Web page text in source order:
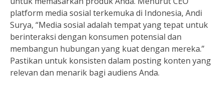
platform media sosial terkemuka di Indonesia, Andi
Surya, “Media sosial adalah tempat yang tepat untuk
berinteraksi dengan konsumen potensial dan
membangun hubungan yang kuat dengan mereka.”
Pastikan untuk konsisten dalam posting konten yang
relevan dan menarik bagi audiens Anda.